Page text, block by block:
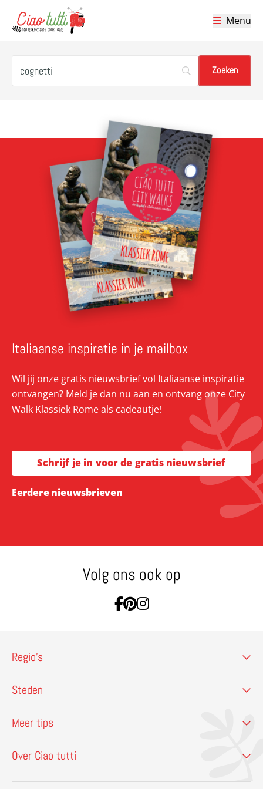
Menu
Italiaanse inspiratie in je mailbox
Wil jij onze gratis nieuwsbrief vol Italiaanse inspiratie
ontvangen? Meld je dan nu aan en ontvang onze City
Walk Klassiek Rome als cadeautje!
Schrijf je in voor de gratis nieuwsbrief
Eerdere nieuwsbrieven
Volg ons ook op
Ga naar Facebook
Ga naar Pinterest
Ga naar Instagram
Regio’s
Steden
Meer tips
Over Ciao tutti